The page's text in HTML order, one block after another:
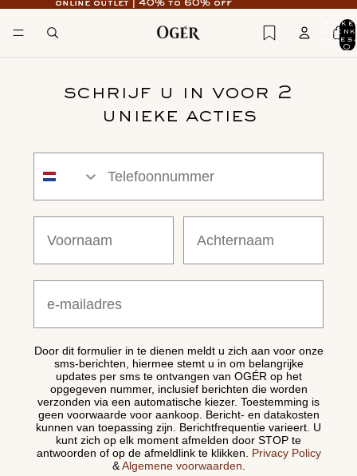
online outlet | 40% to 60% off
online outlet | 40% to 60% off
0
schrijf u in voor 2
unieke acties
Door dit formulier in te dienen meldt u zich aan voor onze
sms-berichten, hiermee stemt u in om belangrijke
updates per sms te ontvangen van OGÉR op het
opgegeven nummer, inclusief berichten die worden
verzonden via een automatische kiezer. Toestemming is
geen voorwaarde voor aankoop. Bericht- en datakosten
kunnen van toepassing zijn. Berichtfrequentie varieert. U
kunt zich op elk moment afmelden door STOP te
antwoorden of op de afmeldlink te klikken. Privacy Policy
&Algemene voorwaarden